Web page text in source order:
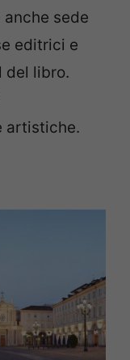
sede
editrici e
del libro.
artistiche.